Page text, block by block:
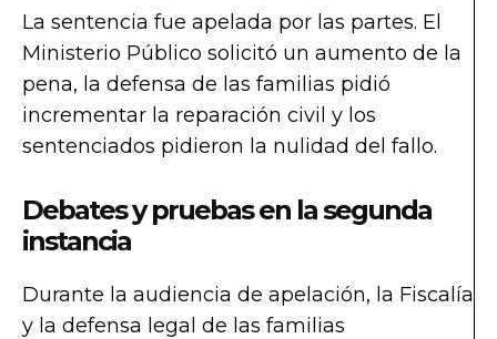
La sentencia fue apelada por las partes. El
Ministerio Público solicitó un aumento de la
pena, la defensa de las familias pidió
incrementar la reparación civil y los
sentenciados pidieron la nulidad del fallo.
Debates y pruebas en la segunda
instancia
Durante la audiencia de apelación, la Fiscalía
y la defensa legal de las familias